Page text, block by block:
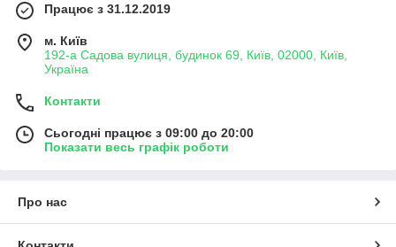
Працює з 31.12.2019
м. Київ
192-а Садова вулиця, будинок 69, Київ, 02000, Київ,
Україна
Контакти
Сьогодні працює з 09:00 до 20:00
Показати весь графік роботи
Про нас